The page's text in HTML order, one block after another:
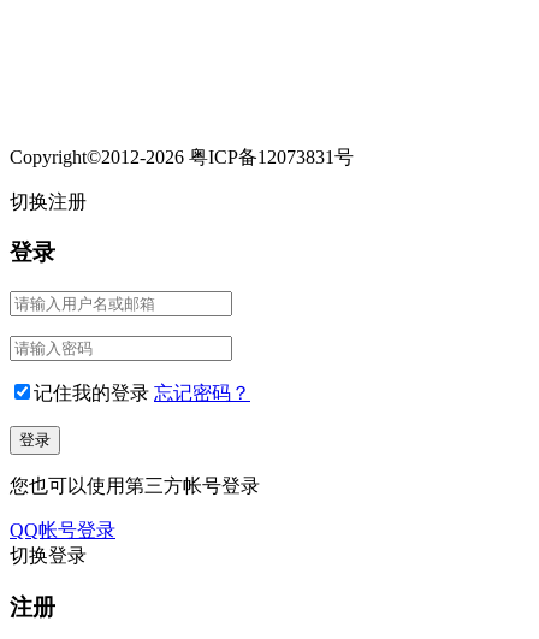
Copyright©2012-2026 粤ICP备12073831号
切换注册
登录
记住我的登录 忘记密码？
您也可以使用第三方帐号登录
QQ帐号登录
切换登录
注册